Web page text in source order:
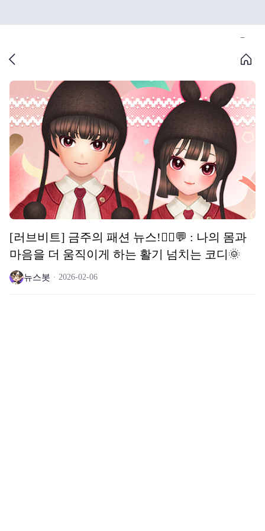
[러브비트] 금주의 패션 뉴스!🦹‍♀️💬 : 나의 몸과
마음을 더 움직이게 하는 활기 넘치는 코디🌞
뉴스봇 2026-02-06